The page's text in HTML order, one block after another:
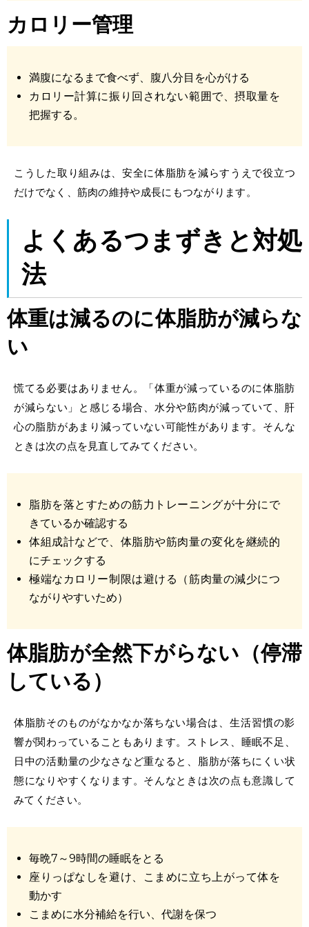
カロリー管理
満腹になるまで食べず、腹八分目を心がける
カロリー計算に振り回されない範囲で、摂取量を
把握する。
こうした取り組みは、安全に体脂肪を減らすうえで役立つ
だけでなく、筋肉の維持や成長にもつながります。
よくあるつまずきと対処
法
体重は減るのに体脂肪が減らな
い
慌てる必要はありません。「体重が減っているのに体脂肪
が減らない」
と感じる場合、水分や筋肉が減っていて、肝
心の脂肪があまり減っていない可能性があります。そんな
ときは次の点を見直してみてください。
脂肪を落とすための筋力トレーニングが十分にで
きているか確認する
体組成計などで、体脂肪や筋肉量の変化を継続的
にチェックする
極端なカロリー制限は避ける（筋肉量の減少につ
ながりやすいため）
体脂肪が全然下がらない （停滞
している）
体脂肪そのものがなかなか落ちない場合は、生活習慣の影
響が関わっていることもあります。ストレス、睡眠不足、
日中の活動量の少なさなど重なると、脂肪が落ちにくい状
態になりやすくなります。そんなときは次の点も意識して
みてください。
毎晩7～9時間の睡眠をとる
座りっぱなしを避け、こまめに立ち上がって体を
動かす
こまめに水分補給を行い、代謝を保つ